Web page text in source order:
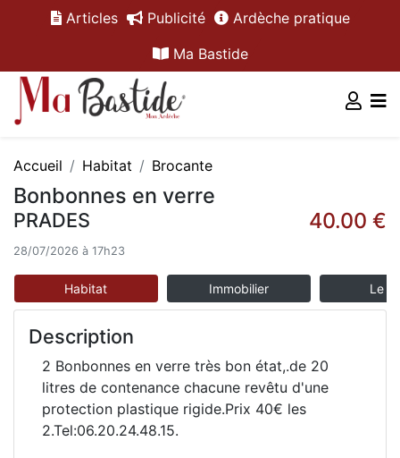
Articles Publicité
Ardèche pratique
Ma Bastide
Accueil Habitat Brocante
Bonbonnes en verre
PRADES
28/07/2026 à 17h23
40.00 €
Habitat Immobilier Le
Description
2 Bonbonnes en verre très bon état,.de 20
litres de contenance chacune revêtu d'une
protection plastique rigide.Prix 40€ les
2.Tel:06.20.24.48.15.